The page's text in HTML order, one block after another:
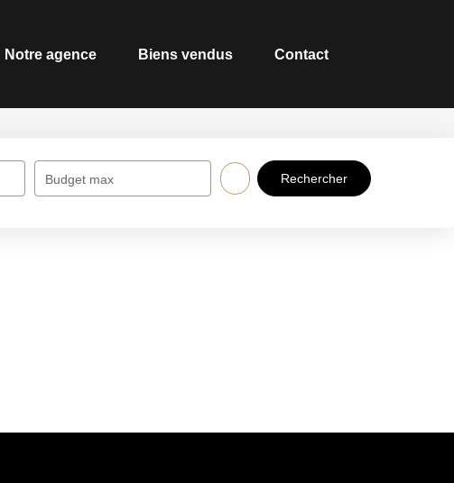
Notre agence Biens vendus Contact
Budget max